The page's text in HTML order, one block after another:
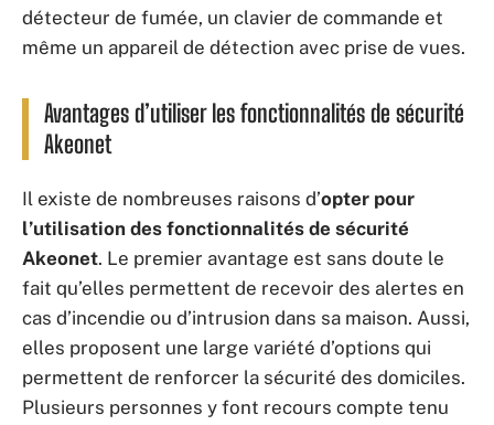
détecteur de fumée, un clavier de commande et
même un appareil de détection avec prise de vues.
Avantages d’utiliser les fonctionnalités de sécurité
Akeonet
Il existe de nombreuses raisons d’opter pour
l’utilisation des fonctionnalités de sécurité
Akeonet. Le premier avantage est sans doute le
fait qu’elles permettent de recevoir des alertes en
cas d’incendie ou d’intrusion dans sa maison. Aussi,
elles proposent une large variété d’options qui
permettent de renforcer la sécurité des domiciles.
Plusieurs personnes y font recours compte tenu